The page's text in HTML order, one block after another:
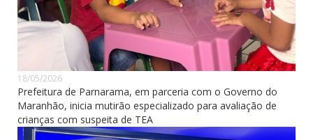
18/05/2026
Prefeitura de Parnarama, em parceria com o Governo do
Maranhão, inicia mutirão especializado para avaliação de
crianças com suspeita de TEA